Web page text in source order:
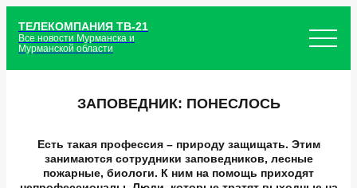
ТЕЛЕКОМПАНИЯ ТВ-21
Все новости Мурманска и
Мурманской области
ЗАПОВЕДНИК: ПОНЕСЛОСЬ
Есть такая профессия – природу защищать. Этим
занимаются сотрудники заповедников, лесные
пожарные, биологи. К ним на помощь приходят